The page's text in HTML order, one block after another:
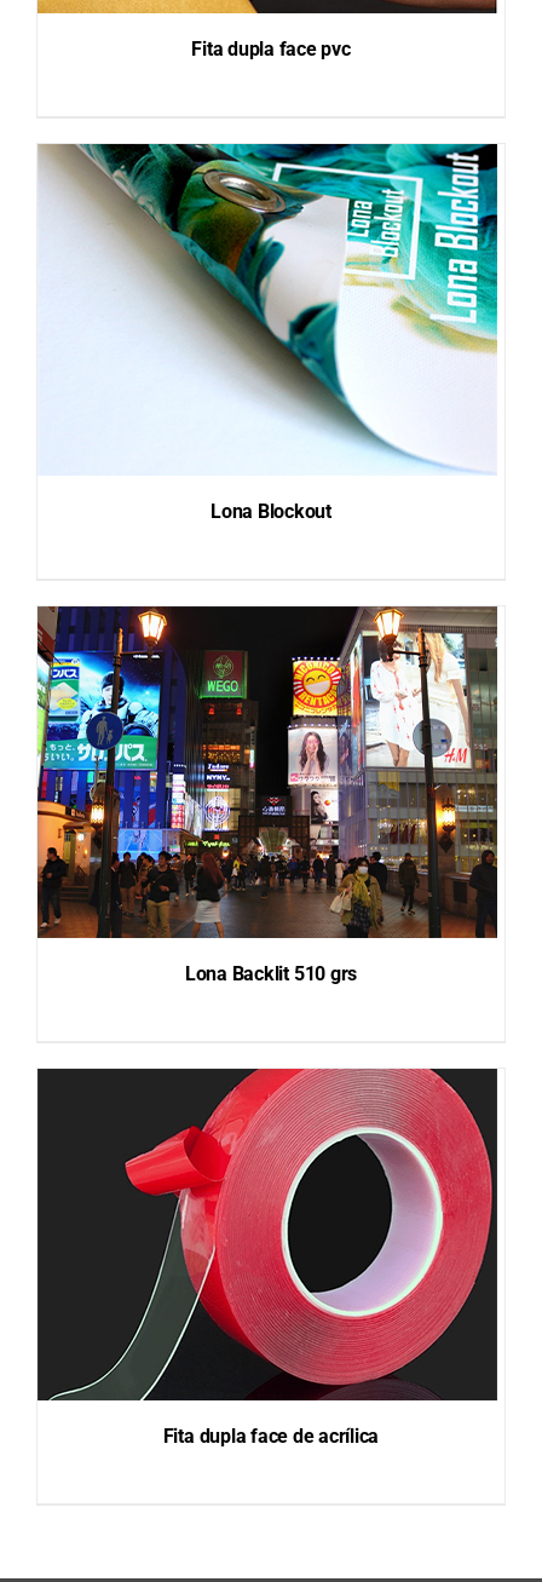
DETAILS
Fita dupla face pvc
Lona Blockout
DETAILS
Lona Backlit 510 grs
Fita dupla face de acrílica